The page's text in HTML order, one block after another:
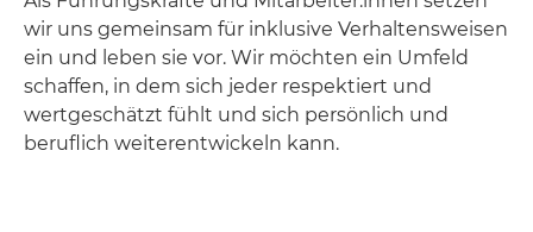
wir uns gemeinsam für inklusive Verhaltensweisen
ein und leben sie vor. Wir möchten ein Umfeld
schaffen, in dem sich jeder respektiert und
wertgeschätzt fühlt und sich persönlich und
beruflich weiterentwickeln kann.